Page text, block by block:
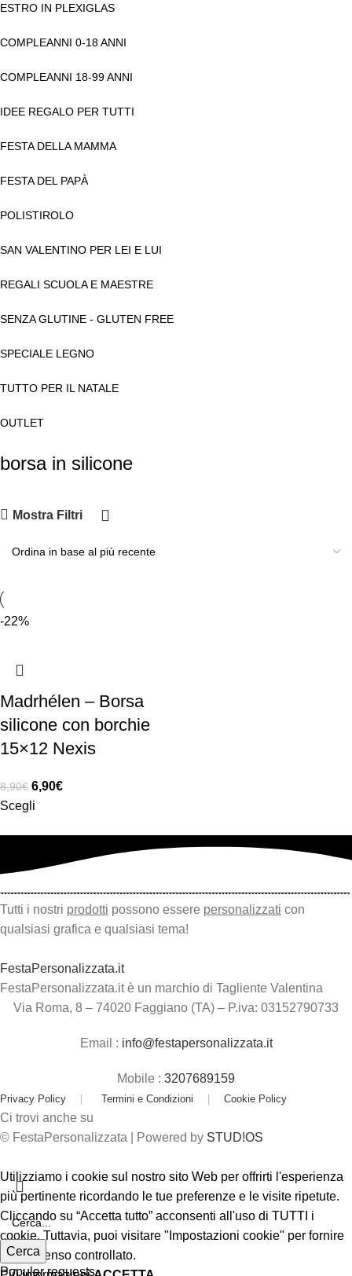
ESTRO IN PLEXIGLAS
COMPLEANNI 0-18 ANNI
COMPLEANNI 18-99 ANNI
IDEE REGALO PER TUTTI
FESTA DELLA MAMMA
FESTA DEL PAPÀ
POLISTIROLO
SAN VALENTINO PER LEI E LUI
REGALI SCUOLA E MAESTRE
SENZA GLUTINE - GLUTEN FREE
SPECIALE LEGNO
TUTTO PER IL NATALE
OUTLET
borsa in silicone
Mostra Filtri
-22%
Madrhélen – Borsa
silicone con borchie
15×12 Nexis
8,90€ 6,90€
Scegli
Tutti i nostri prodotti possono essere personalizzati con
qualsiasi grafica e qualsiasi tema!
FestaPersonalizzata.it
FestaPersonalizzata.it è un marchio di Tagliente Valentina
Via Roma, 8 – 74020 Faggiano (TA) – P.iva: 03152790733
Email : info@festapersonalizzata.it
Mobile : 3207689159
Privacy Policy | Termini e Condizioni | Cookie Policy
Ci trovi anche su
© FestaPersonalizzata | Powered by STUD!OS
Cerca
Popular requests
Utilizziamo i cookie sul nostro sito Web per offrirti l'esperienza
più pertinente ricordando le tue preferenze e le visite ripetute.
Cliccando su “Accetta tutto” acconsenti all'uso di TUTTI i
cookie. Tuttavia, puoi visitare "Impostazioni cookie" per fornire
un consenso controllato.